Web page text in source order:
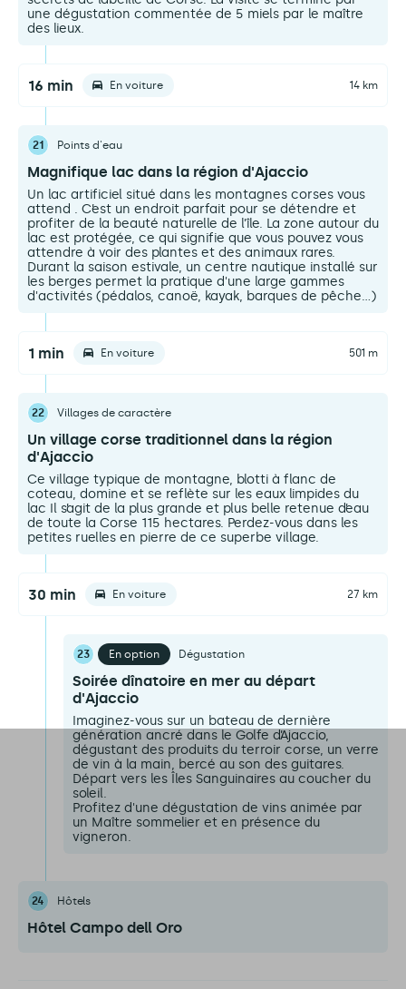
une dégustation commentée de 5 miels par le maître
des lieux.
16 min En voiture 14 km
21 Points d'eau
Magnifique lac dans la région d'Ajaccio
Un lac artificiel situé dans les montagnes corses vous
attend . C’est un endroit parfait pour se détendre et
profiter de la beauté naturelle de l’île. La zone autour du
lac est protégée, ce qui signifie que vous pouvez vous
attendre à voir des plantes et des animaux rares.
Durant la saison estivale, un centre nautique installé sur
les berges permet la pratique d'une large gammes
d'activités (pédalos, canoë, kayak, barques de pêche...)
1 min En voiture 501 m
22 Villages de caractère
Un village corse traditionnel dans la région
d'Ajaccio
Ce village typique de montagne, blotti à flanc de
coteau, domine et se reflète sur les eaux limpides du
lac Il s’agit de la plus grande et plus belle retenue d’eau
de toute la Corse 115 hectares. Perdez-vous dans les
petites ruelles en pierre de ce superbe village.
30 min En voiture 27 km
23 En option Dégustation
Soirée dînatoire en mer au départ
d'Ajaccio
Imaginez-vous sur un bateau de dernière
génération ancré dans le Golfe d’Ajaccio,
dégustant des produits du terroir corse, un verre
de vin à la main, bercé au son des guitares.
Départ vers les Îles Sanguinaires au coucher du
soleil.
Profitez d'une dégustation de vins animée par
un Maître sommelier et en présence du
vigneron.
24 Hôtels
Hôtel Campo dell Oro